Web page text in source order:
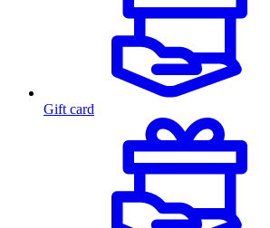
Gift card